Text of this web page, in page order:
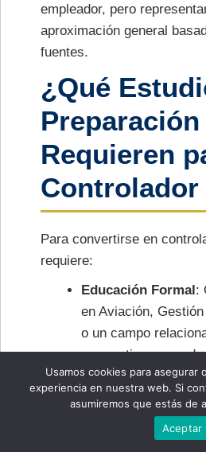
empleador, pero
aproximación general
fuentes.
¿Qué
Preparación
Requieren
Controlador
Para convertirse en
requiere:
Educación Formal :
en Aviación,
o un campo
por continuar su
adicionales y
Certificaciones
certificaciones
especializadas del
Usamos cookies para asegurar
experiencia en nuestra web. Si
asumiremos que estás de
Aceptar